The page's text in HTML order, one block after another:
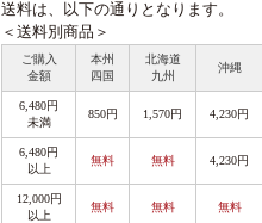
送料は、以下の通りとなります。
＜送料別商品＞
ご購入
金額
本州
四国
北海道
九州
沖縄
6,480円
未満
850円 1,570円 4,230円
6,480円
以上
無料 無料 4,230円
12,000円
以上
無料 無料 無料